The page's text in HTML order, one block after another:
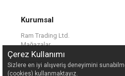
Kurumsal
Ram Trading Ltd.
Mağazalar
Kariyer
Başvuru
Çerez Kullanımı
Sizlere en iyi alışveriş deneyimini
(cookies) kullanmaktayız.